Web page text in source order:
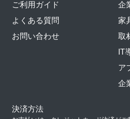
ご利用ガイド
よくある質問
お問い合わせ
企
家
取
IT
ア
企
決済方法